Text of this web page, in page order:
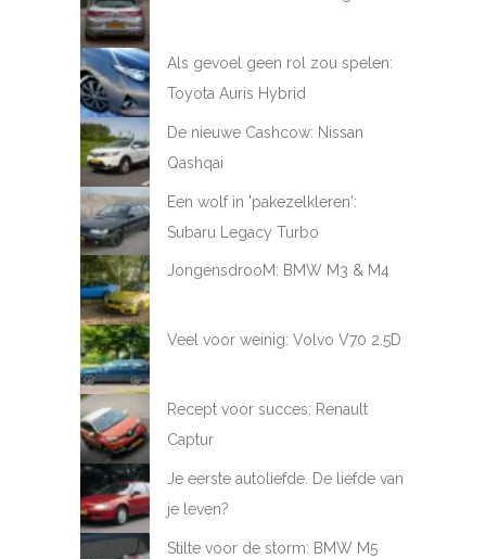
Als gevoel geen rol zou spelen:
Toyota Auris Hybrid
De nieuwe Cashcow: Nissan
Qashqai
Een wolf in 'pakezelkleren':
Subaru Legacy Turbo
JongensdrooM: BMW M3 & M4
Veel voor weinig: Volvo V70 2.5D
Recept voor succes: Renault
Captur
Je eerste autoliefde. De liefde van
je leven?
Stilte voor de storm: BMW M5